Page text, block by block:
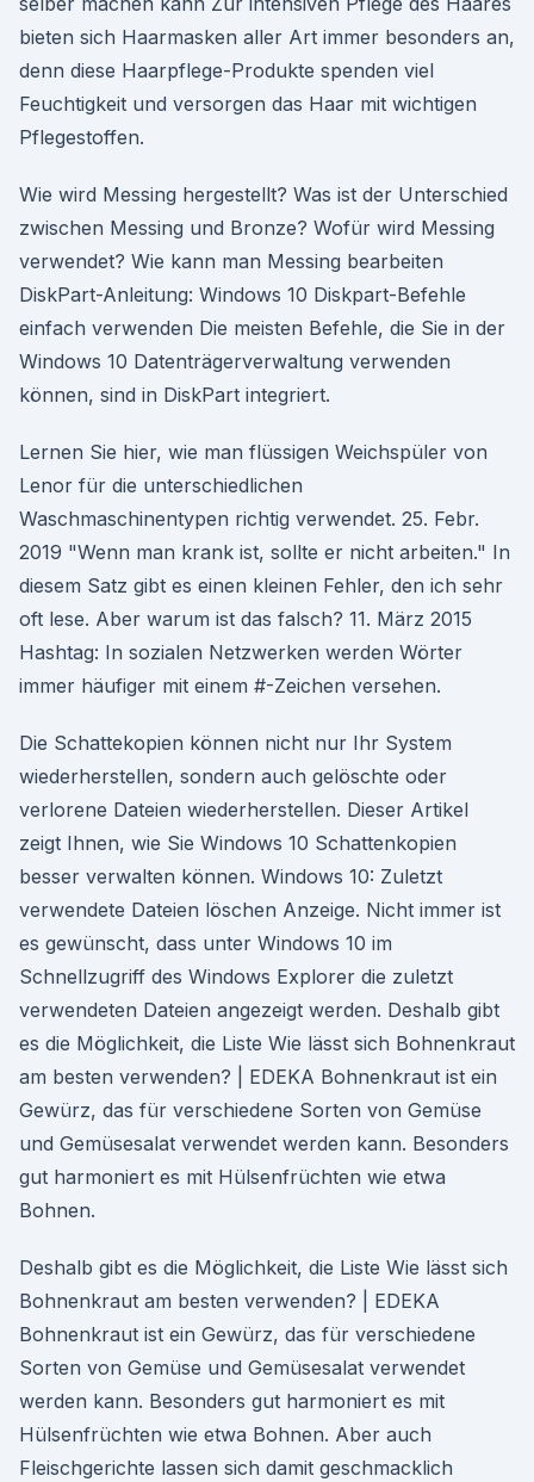
bieten sich Haarmasken aller Art immer besonders an,
denn diese Haarpflege-Produkte spenden viel
Feuchtigkeit und versorgen das Haar mit wichtigen
Pflegestoffen.
Wie wird Messing hergestellt? Was ist der Unterschied
zwischen Messing und Bronze? Wofür wird Messing
verwendet? Wie kann man Messing bearbeiten
DiskPart-Anleitung: Windows 10 Diskpart-Befehle
einfach verwenden Die meisten Befehle, die Sie in der
Windows 10 Datenträgerverwaltung verwenden
können, sind in DiskPart integriert.
Lernen Sie hier, wie man flüssigen Weichspüler von
Lenor für die unterschiedlichen
Waschmaschinentypen richtig verwendet. 25. Febr.
2019 "Wenn man krank ist, sollte er nicht arbeiten." In
diesem Satz gibt es einen kleinen Fehler, den ich sehr
oft lese. Aber warum ist das falsch? 11. März 2015
Hashtag: In sozialen Netzwerken werden Wörter
immer häufiger mit einem #-Zeichen versehen.
Die Schattekopien können nicht nur Ihr System
wiederherstellen, sondern auch gelöschte oder
verlorene Dateien wiederherstellen. Dieser Artikel
zeigt Ihnen, wie Sie Windows 10 Schattenkopien
besser verwalten können. Windows 10: Zuletzt
verwendete Dateien löschen Anzeige. Nicht immer ist
es gewünscht, dass unter Windows 10 im
Schnellzugriff des Windows Explorer die zuletzt
verwendeten Dateien angezeigt werden. Deshalb gibt
es die Möglichkeit, die Liste Wie lässt sich Bohnenkraut
am besten verwenden? | EDEKA Bohnenkraut ist ein
Gewürz, das für verschiedene Sorten von Gemüse
und Gemüsesalat verwendet werden kann. Besonders
gut harmoniert es mit Hülsenfrüchten wie etwa
Bohnen.
Deshalb gibt es die Möglichkeit, die Liste Wie lässt sich
Bohnenkraut am besten verwenden? | EDEKA
Bohnenkraut ist ein Gewürz, das für verschiedene
Sorten von Gemüse und Gemüsesalat verwendet
werden kann. Besonders gut harmoniert es mit
Hülsenfrüchten wie etwa Bohnen. Aber auch
Fleischgerichte lassen sich damit geschmacklich